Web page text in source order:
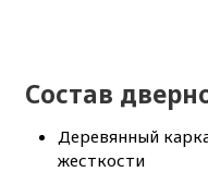
Состав
Деревянный
жесткости